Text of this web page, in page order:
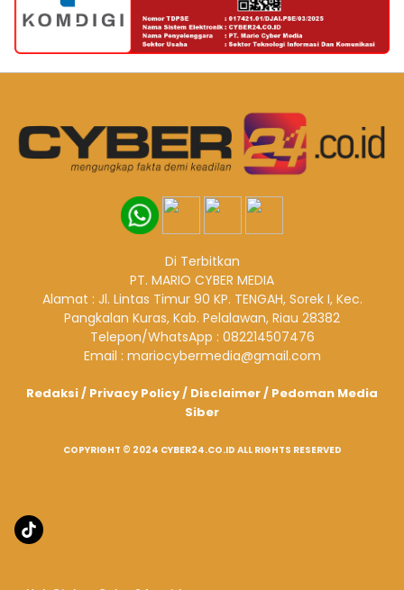
Di Terbitkan
PT. MARIO CYBER MEDIA
Alamat : Jl. Lintas Timur 90 KP. TENGAH, Sorek I, Kec.
Pangkalan Kuras, Kab. Pelalawan, Riau 28382
Telepon/WhatsApp : 082214507476
Email : mariocybermedia@gmail.com
Redaksi/ Privacy Policy/ Disclaimer/ Pedoman Media
Siber
COPYRIGHT © 2024 CYBER24.CO.ID ALL RIGHTS RESERVED